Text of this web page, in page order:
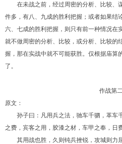
在未战之前，经过周密的分析、比较、
件多，有八、九成的胜利把握；或者如果结
六、七成的胜利把握，则只有前一种情况在
就不做周密的分析、比较，或分析、比较的
握，那在实战中就不可能获胜。仅根据庙算
了。
作战第二
原文：
孙子曰：凡用兵之法，驰车千驷，革车
之费，宾客之用，胶漆之材，车甲之奉，日
其用战也胜，久则钝兵挫锐，攻城则力